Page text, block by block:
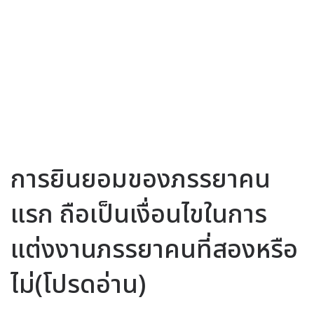
การยินยอมของภรรยาคน
แรก ถือเป็นเงื่อนไขในการ
แต่งงานภรรยาคนที่สองหรือ
ไม่(โปรดอ่าน)